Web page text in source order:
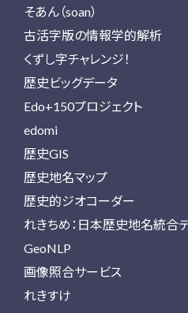
そあん（soan）
古活字版の情報学的解析
くずし字チャレンジ！
歴史ビッグデータ
Edo+150プロジェクト
edomi
歴史GIS
歴史地名マップ
歴史的ジオコーダー
れきちめ：日本歴史地名統合
GeoNLP
画像照合サービス
れきすけ